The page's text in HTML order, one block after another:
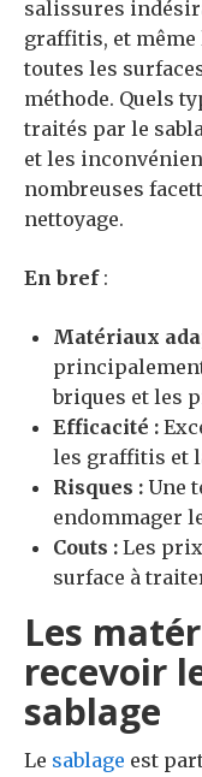
salissures
graffitis, et même
toutes les
méthode. Quels
traités par le
et les
nombreuses
nettoyage.
En bref:
Matériaux
briques et les
Efficacité :
les graffitis et
Risques : Une
endommager
Couts : Les
surface à
Les
recevoir
sablage
Le sablage est